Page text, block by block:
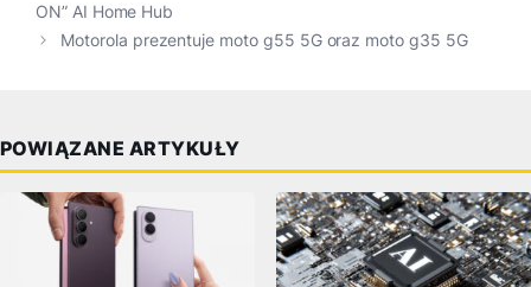
ON” AI Home Hub
Motorola prezentuje moto g55 5G oraz moto g35 5G
POWIĄZANE ARTYKUŁY